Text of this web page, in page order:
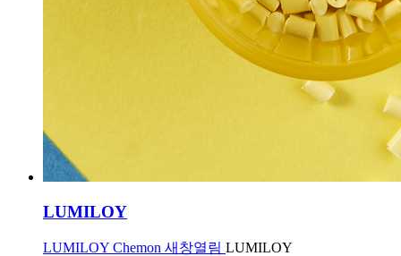
LUMILOY
LUMILOY Chemon 새창열림 LUMILOY